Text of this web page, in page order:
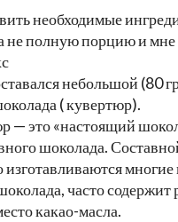
необходимые
не полную порцию и мне
небольшой (80
( кувертюр).
— это «настоящий
шоколада.
изготавливаются
часто содержит
какао-масла.